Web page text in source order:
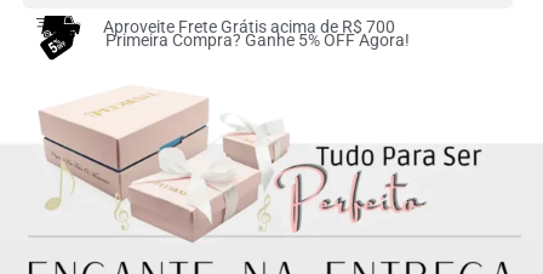
juros no cartão
juros no cartão
Aproveite Frete Grátis acima de R$ 700
Primeira Compra? Ganhe 5% OFF Agora!